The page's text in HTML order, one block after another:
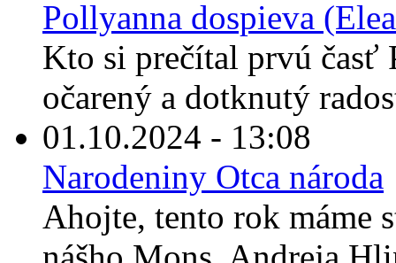
Pollyanna dospieva
Kto si prečítal prvú časť
očarený a dotknutý
01.10.2024 - 13:08
Narodeniny Otca národa
Ahojte, tento rok máme